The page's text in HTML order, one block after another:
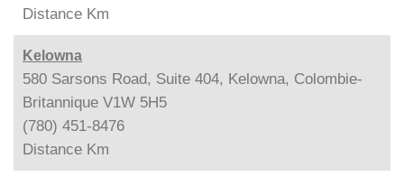
Distance Km
Kelowna
580 Sarsons Road, Suite 404, Kelowna, Colombie-
Britannique V1W 5H5
(780) 451-8476
Distance Km